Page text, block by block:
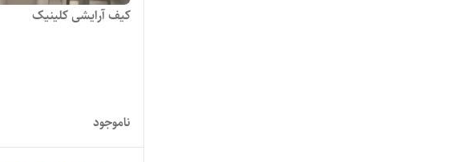
کیف آرایشی کلینیک
ناموجود